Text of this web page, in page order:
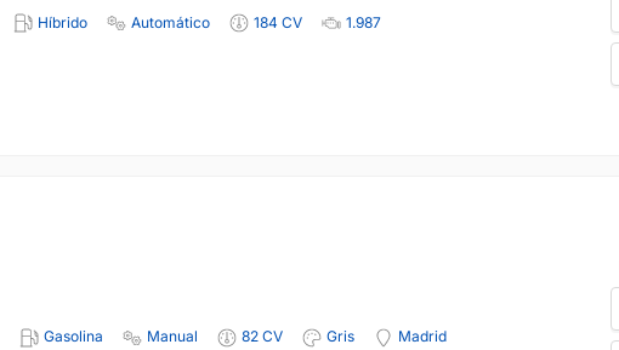
Híbrido Automático 184 CV
1.987
Gasolina Manual 82 CV Gris
Madrid